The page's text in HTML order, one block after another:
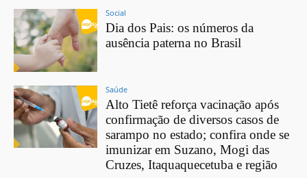
Social
Dia dos Pais: os números da
ausência paterna no Brasil
Saúde
Alto Tietê reforça vacinação após
confirmação de diversos casos de
sarampo no estado; confira onde se
imunizar em Suzano, Mogi das
Cruzes, Itaquaquecetuba e região